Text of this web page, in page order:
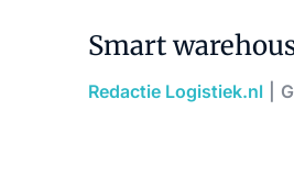
Smart
Redactie Logistiek.nl